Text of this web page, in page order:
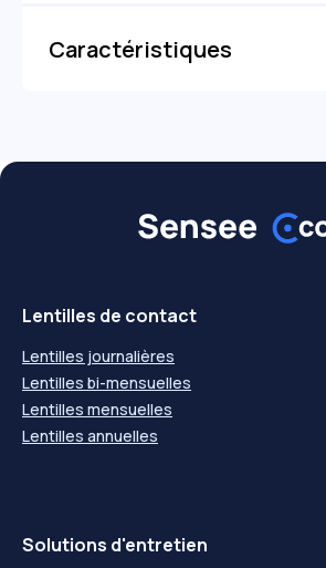
Caractéristiques
Lentilles de contact
Lentilles journalières
Lentilles bi-mensuelles
Lentilles mensuelles
Lentilles annuelles
Solutions d'entretien